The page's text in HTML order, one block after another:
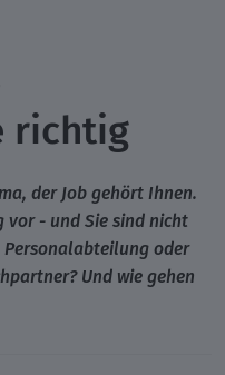
richtig
der Job gehört Ihnen.
- und Sie sind nicht
oder
Und wie gehen